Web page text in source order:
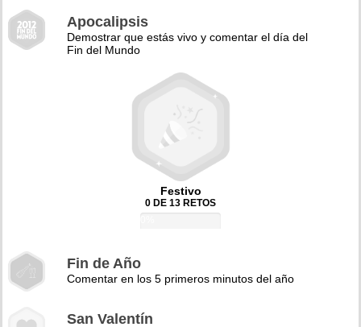
Apocalipsis
Demostrar que estás vivo y comentar el día del
Fin del Mundo
Festivo
0 DE 13 RETOS
Fin de Año
Comentar en los 5 primeros minutos del año
San Valentín